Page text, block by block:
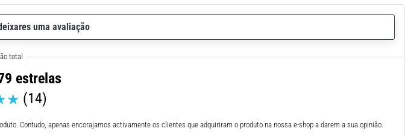
uma avaliação
estrelas
(14)
Contudo, apenas encorajamos activamente os clientes que adquiriram o produto na nossa e-shop a darem a sua opinião.